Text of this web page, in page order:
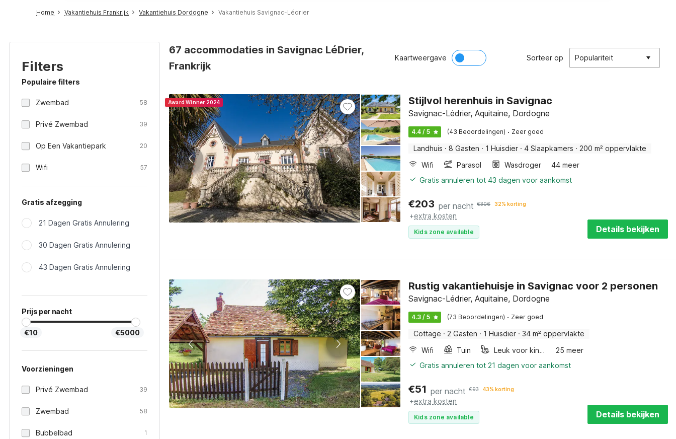
Home Vakantiehuis Frankrijk Vakantiehuis Dordogne Vakantiehuis Savignac-Lédrier
Filters
Populaire filters
Zwembad 58
Privé Zwembad 39
Op Een Vakantiepark 20
Wifi 57
Gratis afzegging
21 Dagen Gratis Annulering
30 Dagen Gratis Annulering
43 Dagen Gratis Annulering
Prijs per nacht
€10 €5000
Voorzieningen
Privé Zwembad 39
Zwembad 58
Bubbelbad 1
67 accommodaties in Savignac LéDrier,
Frankrijk
Kaartweergave Sorteer op Populariteit
Award Winner 2024 Stijlvol herenhuis in Savignac
Savignac-Lédrier, Aquitaine, Dordogne
4.4 / 5 (43 Beoordelingen) · Zeer goed
Landhuis · 8 Gasten · 1 Huisdier · 4 Slaapkamers · 200 m² oppervlakte
Wifi
Parasol Wasdroger
44 meer
Gratis annuleren tot 43 dagen voor aankomst
€203 per nacht €306 32% korting
+extra kosten
Kids zone available Details bekijken
Rustig vakantiehuisje in Savignac voor 2 personen
Savignac-Lédrier, Aquitaine, Dordogne
4.3 / 5 (73 Beoordelingen) · Zeer goed
Cottage · 2 Gasten · 1 Huisdier · 34 m² oppervlakte
Wifi
Tuin Leuk voor kinderen
25 meer
Gratis annuleren tot 21 dagen voor aankomst
€51 per nacht €93 43% korting
+extra kosten
Kids zone available Details bekijken